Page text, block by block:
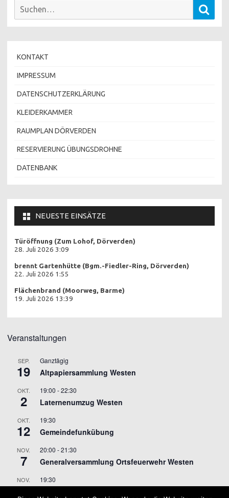
Suchen
KONTAKT
IMPRESSUM
DATENSCHUTZERKLÄRUNG
KLEIDERKAMMER
RAUMPLAN DÖRVERDEN
RESERVIERUNG ÜBUNGSDROHNE
DATENBANK
NEUESTE EINSÄTZE
Türöffnung (Zum Lohof, Dörverden)
28. Juli 2026 3:09
brennt Gartenhütte (Bgm.-Fiedler-Ring, Dörverden)
22. Juli 2026 1:55
Flächenbrand (Moorweg, Barme)
19. Juli 2026 13:39
Veranstaltungen
SEP.
19
Ganztägig
Altpapiersammlung Westen
OKT.
2
19:00 -22:30
Laternenumzug Westen
OKT.
12
19:30
Gemeindefunkübung
NOV.
7
20:00 -21:30
Generalversammlung Ortsfeuerwehr Westen
NOV.
9
19:30